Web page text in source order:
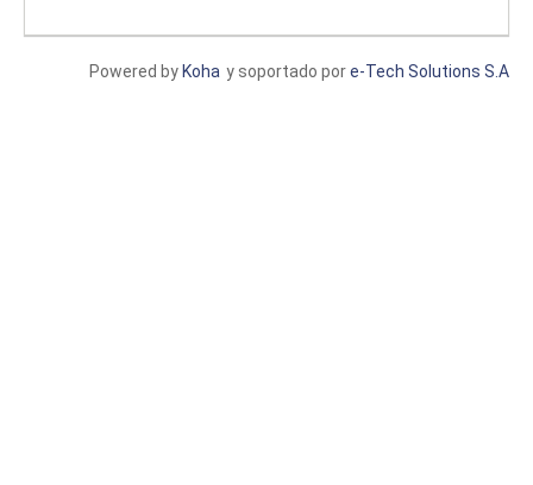
y soportado pore-Tech Solutions S.A
Powered by Koha